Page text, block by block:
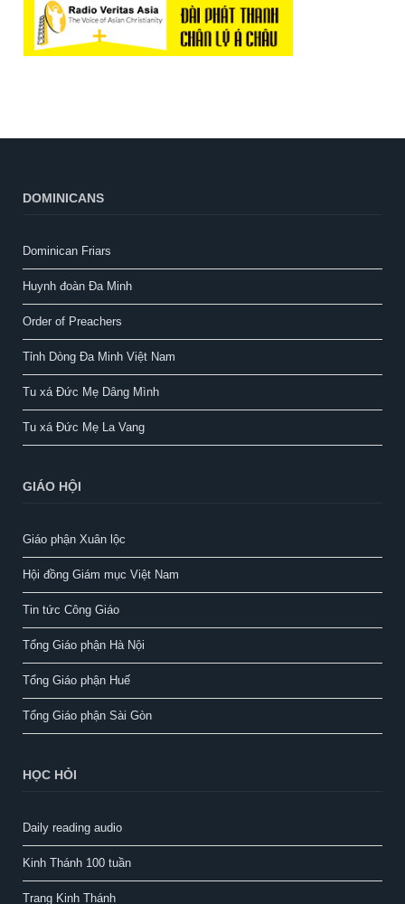
DOMINICANS
Dominican Friars
Huynh đoàn Đa Minh
Order of Preachers
Tỉnh Dòng Đa Minh Việt Nam
Tu xá Đức Mẹ Dâng Mình
Tu xá Đức Mẹ La Vang
GIÁO HỘI
Giáo phận Xuân lộc
Hội đồng Giám mục Việt Nam
Tin tức Công Giáo
Tổng Giáo phận Hà Nội
Tổng Giáo phận Huế
Tổng Giáo phận Sài Gòn
HỌC HỎI
Daily reading audio
Kinh Thánh 100 tuần
Trang Kinh Thánh